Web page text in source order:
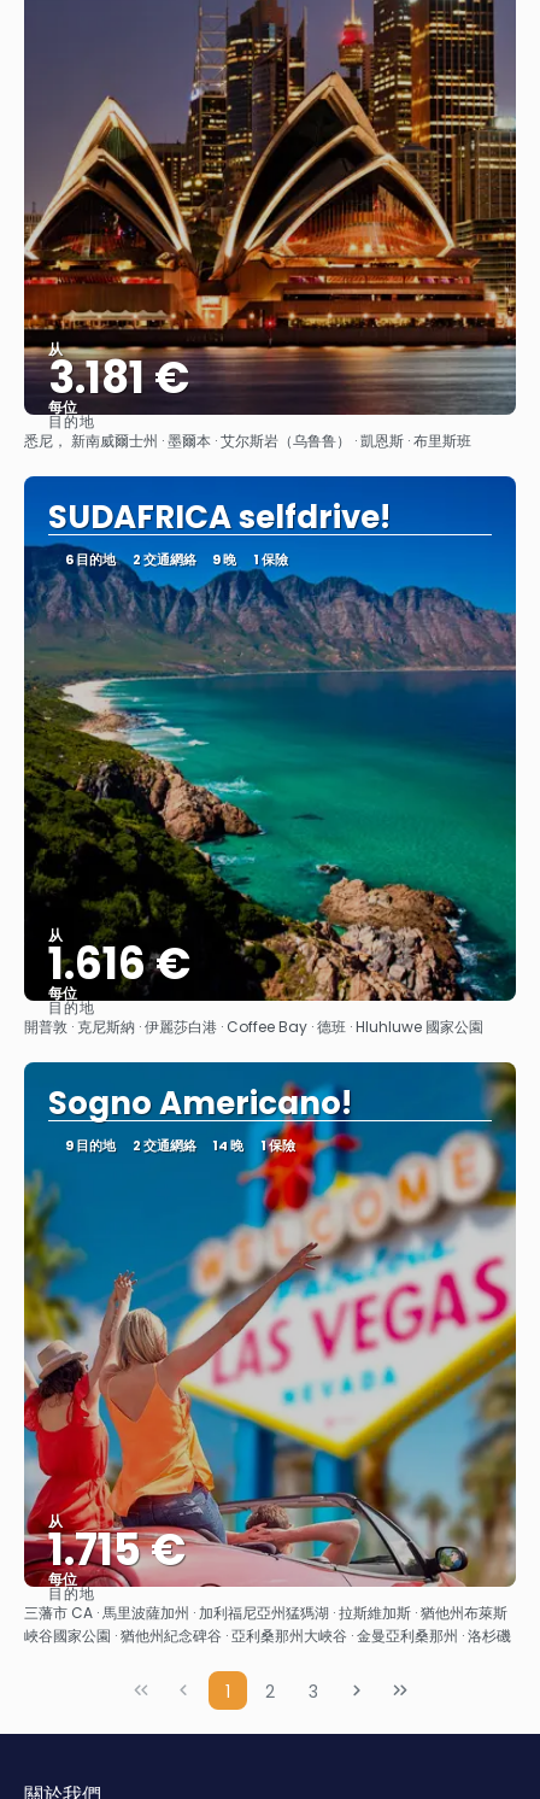
从
3.181 €
每位
查看
目的地
悉尼， 新南威爾士州 · 墨爾本 · 艾尔斯岩（乌鲁鲁） · 凱恩斯 · 布里斯班
SUDAFRICA selfdrive!
6 目的地 2 交通網絡 9 晚 1 保險
从
1.616 €
每位
查看
目的地
開普敦 · 克尼斯納 · 伊麗莎白港 · Coffee Bay · 德班 · Hluhluwe 國家公園
Sogno Americano!
9 目的地 2 交通網絡 14 晚 1 保險
从
1.715 €
每位
查看
目的地
三藩市 CA · 馬里波薩加州 · 加利福尼亞州猛獁湖 · 拉斯維加斯 · 猶他州布萊斯
峽谷國家公園 · 猶他州紀念碑谷 · 亞利桑那州大峽谷 · 金曼亞利桑那州 · 洛杉磯
1 2 3